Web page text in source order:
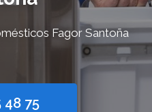
Fagor Santoña
48 75